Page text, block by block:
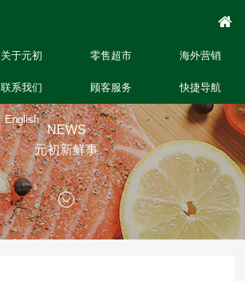
关于元初 零售超市 海外营销
联系我们 顾客服务 快捷导航
English
NEWS
元初新鲜事